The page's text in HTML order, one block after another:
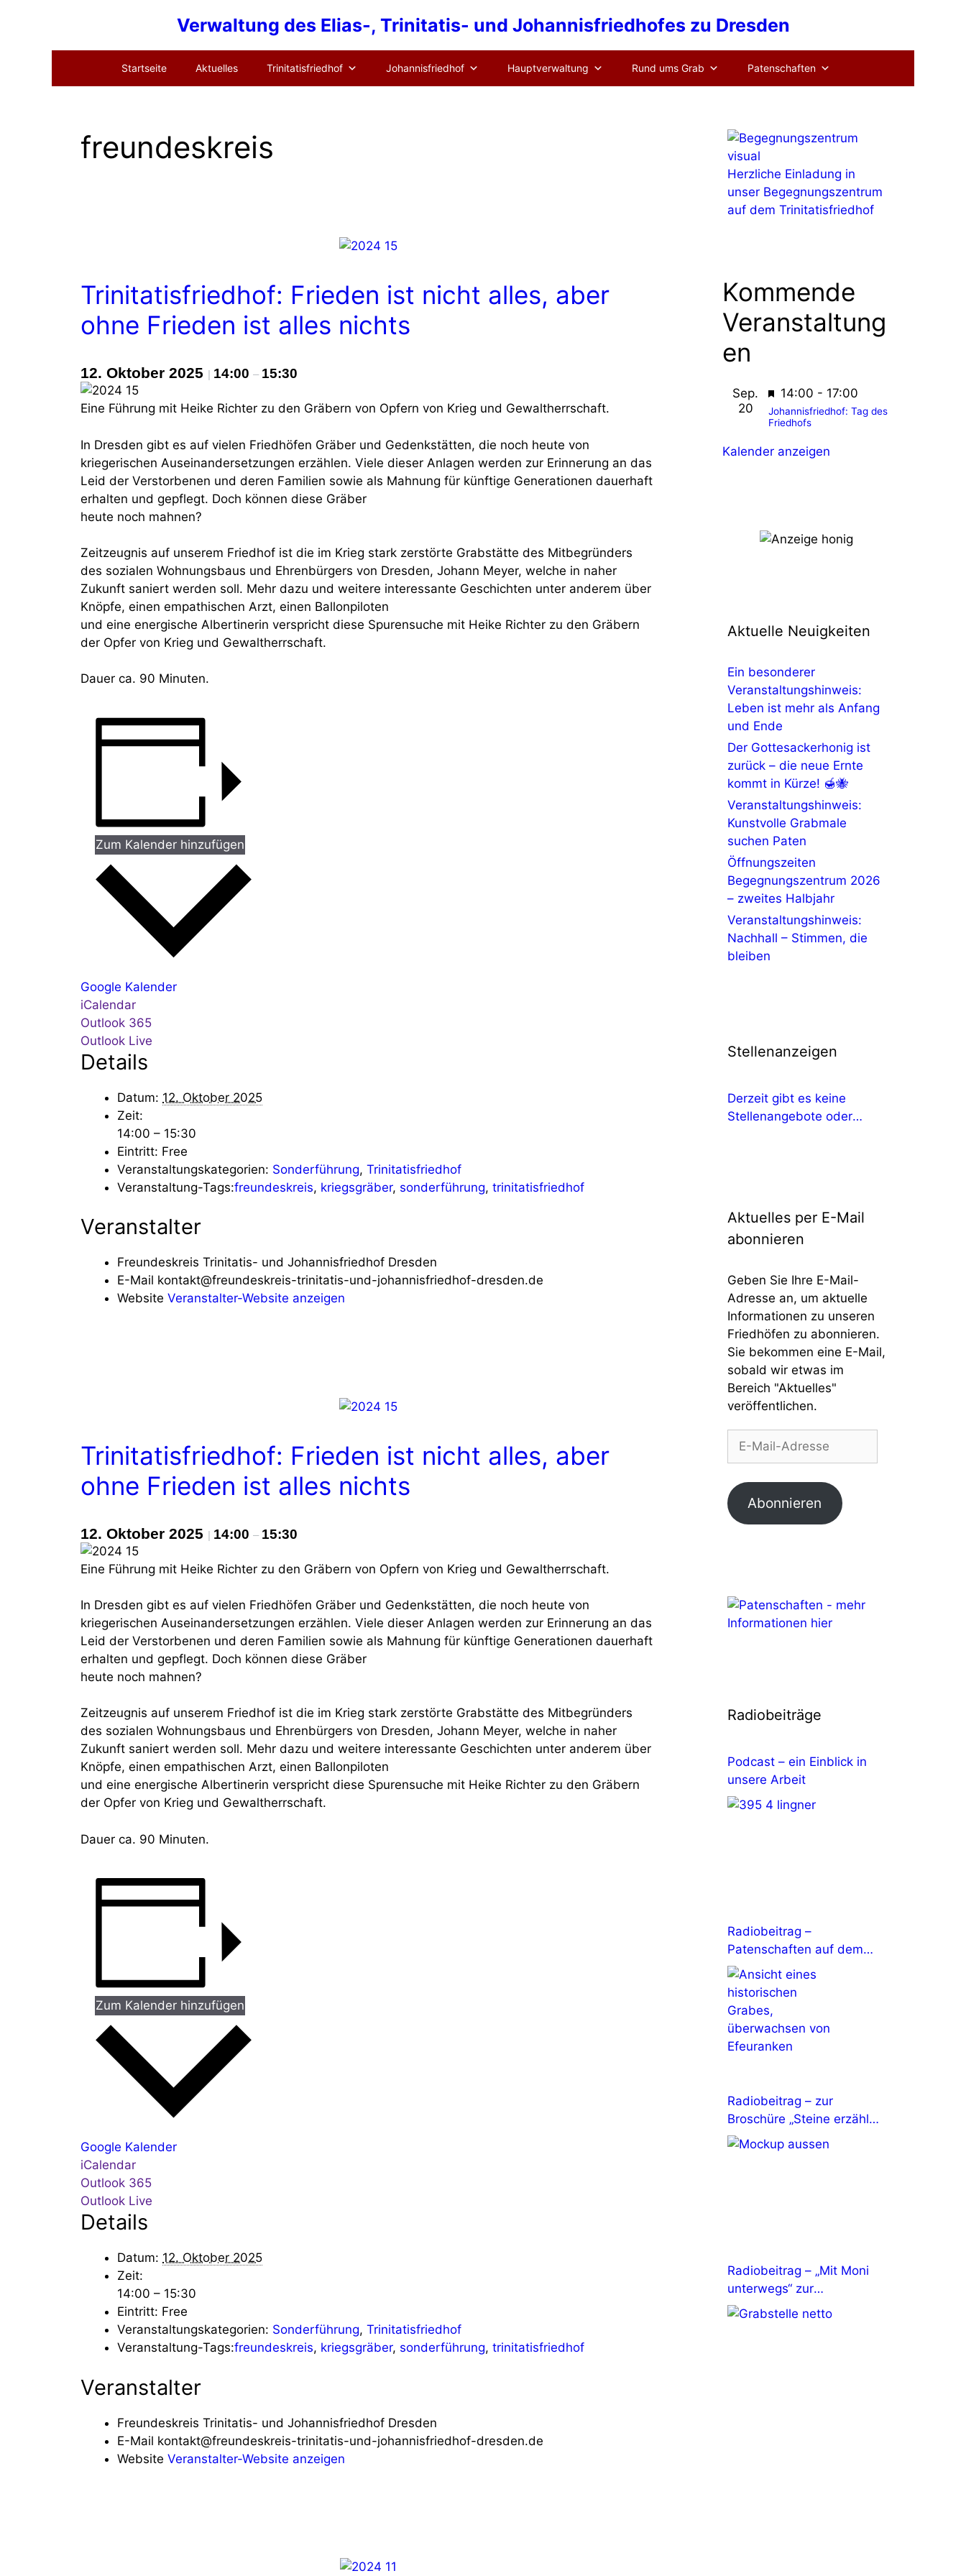
Verwaltung des Elias-, Trinitatis- und Johannisfriedhofes zu Dresden
Startseite Aktuelles Trinitatisfriedhof Johannisfriedhof Hauptverwaltung Rund ums Grab Patenschaften
freundeskreis
Trinitatisfriedhof: Frieden ist nicht alles, aber
ohne Frieden ist alles nichts
12. Oktober 2025 | 14:00 – 15:30
Eine Führung mit Heike Richter zu den Gräbern von Opfern von Krieg und Gewaltherrschaft.
In Dresden gibt es auf vielen Friedhöfen Gräber und Gedenkstätten, die noch heute von
kriegerischen Auseinandersetzungen erzählen. Viele dieser Anlagen werden zur Erinnerung an das
Leid der Verstorbenen und deren Familien sowie als Mahnung für künftige Generationen dauerhaft
erhalten und gepflegt. Doch können diese Gräber
heute noch mahnen?
Zeitzeugnis auf unserem Friedhof ist die im Krieg stark zerstörte Grabstätte des Mitbegründers
des sozialen Wohnungsbaus und Ehrenbürgers von Dresden, Johann Meyer, welche in naher
Zukunft saniert werden soll. Mehr dazu und weitere interessante Geschichten unter anderem über
Knöpfe, einen empathischen Arzt, einen Ballonpiloten
und eine energische Albertinerin verspricht diese Spurensuche mit Heike Richter zu den Gräbern
der Opfer von Krieg und Gewaltherrschaft.
Dauer ca. 90 Minuten.
Zum Kalender hinzufügen
Google Kalender
iCalendar
Outlook 365
Outlook Live
Details
Datum: 12. Oktober 2025
Zeit:
14:00 – 15:30
Eintritt: Free
Veranstaltungskategorien: Sonderführung, Trinitatisfriedhof
Veranstaltung-Tags:freundeskreis, kriegsgräber, sonderführung, trinitatisfriedhof
Veranstalter
Freundeskreis Trinitatis- und Johannisfriedhof Dresden
E-Mail kontakt@freundeskreis-trinitatis-und-johannisfriedhof-dresden.de
Website Veranstalter-Website anzeigen
Trinitatisfriedhof: Frieden ist nicht alles, aber
ohne Frieden ist alles nichts
12. Oktober 2025 | 14:00 – 15:30
Eine Führung mit Heike Richter zu den Gräbern von Opfern von Krieg und Gewaltherrschaft.
In Dresden gibt es auf vielen Friedhöfen Gräber und Gedenkstätten, die noch heute von
kriegerischen Auseinandersetzungen erzählen. Viele dieser Anlagen werden zur Erinnerung an das
Leid der Verstorbenen und deren Familien sowie als Mahnung für künftige Generationen dauerhaft
erhalten und gepflegt. Doch können diese Gräber
heute noch mahnen?
Zeitzeugnis auf unserem Friedhof ist die im Krieg stark zerstörte Grabstätte des Mitbegründers
des sozialen Wohnungsbaus und Ehrenbürgers von Dresden, Johann Meyer, welche in naher
Zukunft saniert werden soll. Mehr dazu und weitere interessante Geschichten unter anderem über
Knöpfe, einen empathischen Arzt, einen Ballonpiloten
und eine energische Albertinerin verspricht diese Spurensuche mit Heike Richter zu den Gräbern
der Opfer von Krieg und Gewaltherrschaft.
Dauer ca. 90 Minuten.
Zum Kalender hinzufügen
Google Kalender
iCalendar
Outlook 365
Outlook Live
Details
Datum: 12. Oktober 2025
Zeit:
14:00 – 15:30
Eintritt: Free
Veranstaltungskategorien: Sonderführung, Trinitatisfriedhof
Veranstaltung-Tags:freundeskreis, kriegsgräber, sonderführung, trinitatisfriedhof
Veranstalter
Freundeskreis Trinitatis- und Johannisfriedhof Dresden
E-Mail kontakt@freundeskreis-trinitatis-und-johannisfriedhof-dresden.de
Website Veranstalter-Website anzeigen
Herzliche Einladung in
unser Begegnungszentrum
auf dem Trinitatisfriedhof
Kommende
Veranstaltung
en
Sep.
20
H
e
r
v
h
14:00 - 17:00
Johannisfriedhof: Tag des
Friedhofs
Kalender anzeigen
Aktuelle Neuigkeiten
Ein besonderer
Veranstaltungshinweis:
Leben ist mehr als Anfang
und Ende
Der Gottesackerhonig ist
zurück – die neue Ernte
kommt in Kürze! 🍯🐝
Veranstaltungshinweis:
Kunstvolle Grabmale
suchen Paten
Öffnungszeiten
Begegnungszentrum 2026
– zweites Halbjahr
Veranstaltungshinweis:
Nachhall – Stimmen, die
bleiben
Stellenanzeigen
Derzeit gibt es keine
Stellenangebote oder
Aktuelles per E-Mail
abonnieren
Geben Sie Ihre E-Mail-
Adresse an, um aktuelle
Informationen zu unseren
Friedhöfen zu abonnieren.
Sie bekommen eine E-Mail,
sobald wir etwas im
Bereich "Aktuelles"
veröffentlichen.
Mail-
Adresse
Abonnieren
Radiobeiträge
Podcast – ein Einblick in
unsere Arbeit
Radiobeitrag –
Patenschaften auf dem
Johannisfriedhof
Radiobeitrag – zur
Broschüre „Steine erzählen
Geschichten“
Radiobeitrag – „Mit Moni
unterwegs“ zur
Denkmalpflege